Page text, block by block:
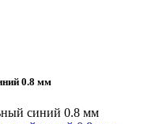
0.8 мм
синий 0.8 мм